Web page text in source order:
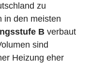
zu
in den meisten
B verbaut
sind
Heizung eher